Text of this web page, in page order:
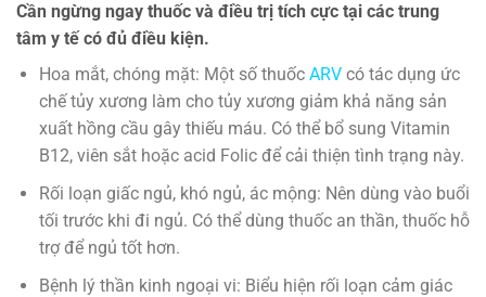
Cần ngừng ngay thuốc và điều trị tích cực tại các trung
tâm y tế có đủ điều kiện.
Hoa mắt, chóng mặt: Một số thuốc ARVcó tác dụng ức
chế tủy xương làm cho tủy xương giảm khả năng sản
xuất hồng cầu gây thiếu máu. Có thể bổ sung Vitamin
B12, viên sắt hoặc acid Folic để cải thiện tình trạng này.
Rối loạn giấc ngủ, khó ngủ, ác mộng: Nên dùng vào buổi
tối trước khi đi ngủ. Có thể dùng thuốc an thần, thuốc hỗ
trợ để ngủ tốt hơn.
Bệnh lý thần kinh ngoại vi: Biểu hiện rối loạn cảm giác